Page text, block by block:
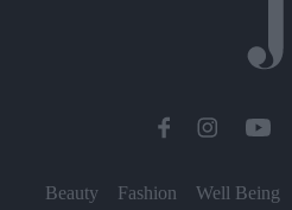
Beauty Fashion Well Being